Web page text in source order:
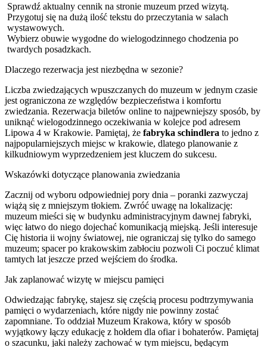
Sprawdź aktualny cennik na stronie muzeum przed wizytą.
Przygotuj się na dużą ilość tekstu do przeczytania w salach
wystawowych.
Wybierz obuwie wygodne do wielogodzinnego chodzenia po
twardych posadzkach.
Dlaczego rezerwacja jest niezbędna w sezonie?
Liczba zwiedzających wpuszczanych do muzeum w jednym czasie
jest ograniczona ze względów bezpieczeństwa i komfortu
zwiedzania. Rezerwacja biletów online to najpewniejszy sposób, by
uniknąć wielogodzinnego oczekiwania w kolejce pod adresem
Lipowa 4 w Krakowie. Pamiętaj, że fabryka schindlera to jedno z
najpopularniejszych miejsc w krakowie, dlatego planowanie z
kilkudniowym wyprzedzeniem jest kluczem do sukcesu.
Wskazówki dotyczące planowania zwiedzania
Zacznij od wyboru odpowiedniej pory dnia – poranki zazwyczaj
wiążą się z mniejszym tłokiem. Zwróć uwagę na lokalizację:
muzeum mieści się w budynku administracyjnym dawnej fabryki,
więc łatwo do niego dojechać komunikacją miejską. Jeśli interesuje
Cię historia ii wojny światowej, nie ograniczaj się tylko do samego
muzeum; spacer po krakowskim zabłociu pozwoli Ci poczuć klimat
tamtych lat jeszcze przed wejściem do środka.
Jak zaplanować wizytę w miejscu pamięci
Odwiedzając fabrykę, stajesz się częścią procesu podtrzymywania
pamięci o wydarzeniach, które nigdy nie powinny zostać
zapomniane. To oddział Muzeum Krakowa, który w sposób
wyjątkowy łączy edukację z hołdem dla ofiar i bohaterów. Pamiętaj
o szacunku, jaki należy zachować w tym miejscu, będącym